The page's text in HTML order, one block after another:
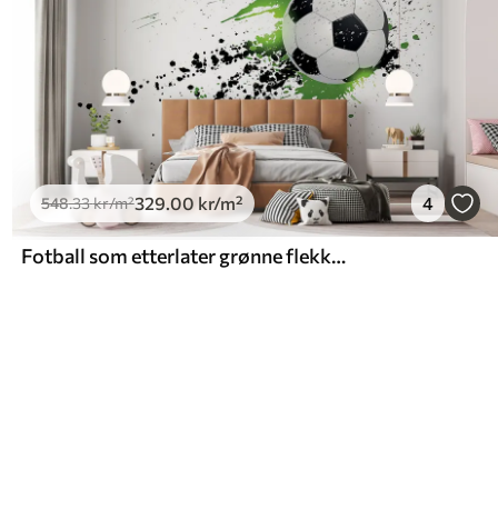
548.33kr/m²329 .00 kr/m² 4
Fotball som etterlater grønne flekker